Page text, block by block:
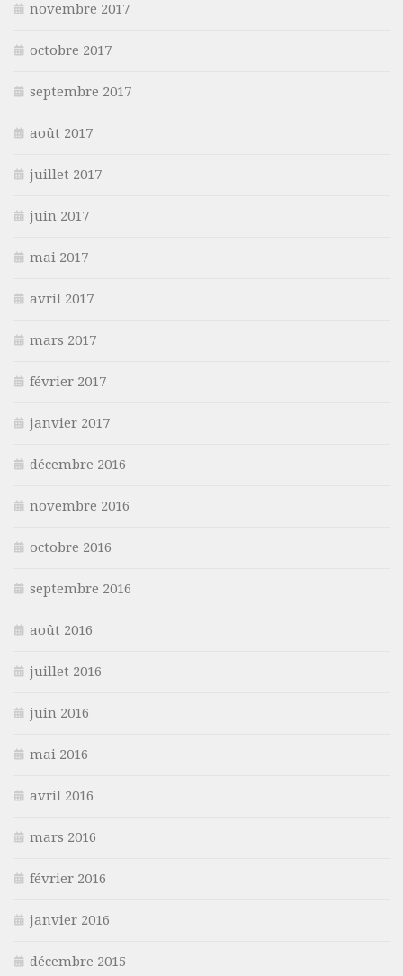
novembre 2017
octobre 2017
septembre 2017
août 2017
juillet 2017
juin 2017
mai 2017
avril 2017
mars 2017
février 2017
janvier 2017
décembre 2016
novembre 2016
octobre 2016
septembre 2016
août 2016
juillet 2016
juin 2016
mai 2016
avril 2016
mars 2016
février 2016
janvier 2016
décembre 2015